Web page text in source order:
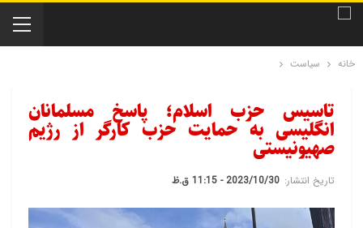
خانه سیاست
تاسیس حزب اسلام؛ پاسخ مسلمانان
انگلیسی به حمایت حزب کارگر از رژیم
صهیونیستی
تاریخ انتشار: 2023/10/30 - 11:15 ق.ظ